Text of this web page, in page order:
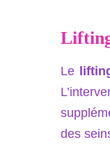
Le
des